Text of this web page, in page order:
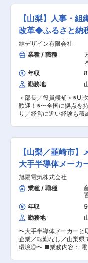
努力を評価 ■魅力： ・顧客は大企優良企業。例
えば、世界トップ15位
う大手企業。独立系商社
る。 ・同社には経験豊富
る体制があるため、一人
くの社員が若いうちから
る。 ・残業や不規則勤
通勤可等働きやすい環境
日程。 ■当社： 主な取引先は医療機器、半導体
製造装置、精密測定器、
を扱うメーカーです。強
はなく細かなニーズに対
ることであり、商社であ
などもできることが特徴
なったことがなく55年
響を受けにくくコロナ
は伸長している状況であ
化が急速に進むため、今
す。 変更の範囲：会社
を支えるファシリティ（
務をお任せします。 ご
理または工事管理をご
には双方の業務を経験す
物・設備の管理業務＞
い設備の維持・運用を担
（設備状態の監視・管理
および定期点検・整備
等の運転管理 ・対象設備
調・排気設備、ガス供給
廃液処理設備 など ＜工
ンルーム内の開発装置に
ます。 ・設備・建屋の
・開発装置への工場設備
様検討→見積取得→工程
請求処理 ※配属先工場に
ス」などの領域に分か
を考慮のうえ担当を決
取得支援、勉強会を通じ
が可能。最先端半導体工
者として専門性を磨ける
キャリア形成が可能 設
かからスタートし、ご
業務を経験できます。幅
ます。 ■研修体制 入社後は3か月間の座学・工場
研修を通じて基礎知識を
配属部署でのOJTを通じ
ます。エネルギー管理士
ガス関連資格など、業務
【山梨】人事・
改革◆ふるさと納
域貢献
結デザイン有限会社
業種 / 職種
年収
勤務地
＜部長／役員候補＞※UI
歓迎！※〜全国に拠点を
り／経営に近い経験も積
して、経営戦略を人事の
任を担います。 ◇採用戦略の抜本的刷新と推進
自治体営業やマーケテ
岐にわたる専門職種の採
まらず、ダイレクトリク
用ブランディング（広報
「優秀な層を惹きつける
◇組織変革と理念の浸透
グ） 組織の急拡大に伴う
の乖離」を解消。地域創
ム一丸となって動ける組
へ浸透させます。 ◇成
制度の設計 制度改正な
に対応しつつ、個人の成
る報酬・評価制度の再構
とにメリットを感じる
【山梨／韮崎市
大手半導体メーカ
旭陽電気株式会社
業種 / 職種
年収
勤務地
〜大手半導体メーカーと
企業／転勤なし／山梨県
環境◎〜 ■業務内容： 電子機器（半導体製造装置